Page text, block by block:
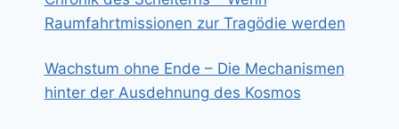
Raumfahrtmissionen zur Tragödie werden
Wachstum ohne Ende – Die Mechanismen
hinter der Ausdehnung des Kosmos